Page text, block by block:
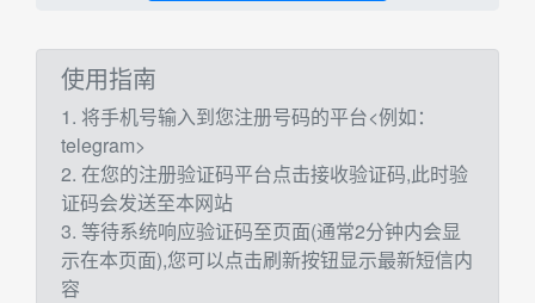
使用指南
1. 将手机号输入到您注册号码的平台<例如：
telegram>
2. 在您的注册验证码平台点击接收验证码,此时验
证码会发送至本网站
3. 等待系统响应验证码至页面(通常2分钟内会显
示在本页面),您可以点击刷新按钮显示最新短信内
容